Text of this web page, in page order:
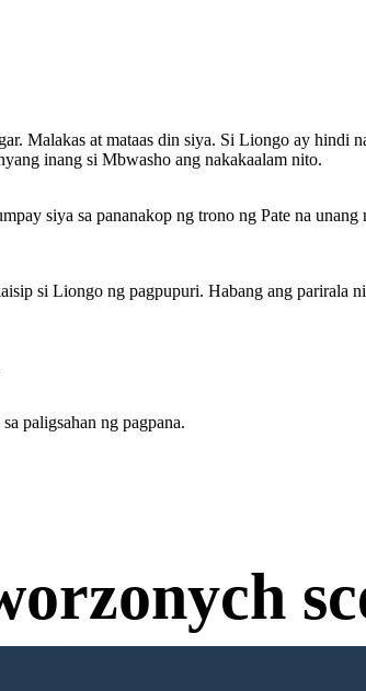
Malakas at mataas din siya. Si Liongo ay hindi
inang si Mbwasho ang nakakaalam nito.
siya sa pananakop ng trono ng Pate na
si Liongo ng pagpupuri. Habang ang parirala
paligsahan ng pagpana.
i bez Logowania,